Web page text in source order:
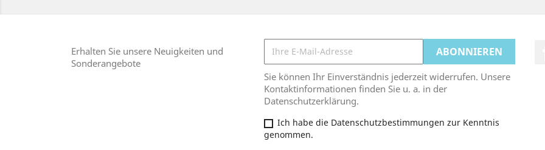
Erhalten Sie unsere Neuigkeiten und
Sonderangebote
Sie können Ihr Einverständnis jederzeit widerrufen. Unsere
Kontaktinformationen finden Sie u. a. in der
Datenschutzerklärung.
Ich habe die Datenschutzbestimmungen zur Kenntnis
genommen.